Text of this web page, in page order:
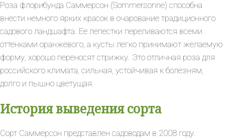
Роза флорибунда Саммерсон (Sommersonne) способна
внести немного ярких красок в очарование традиционного
садового ландшафта. Ее лепестки переливаются всеми
оттенками оранжевого, а кусты легко принимают желаемую
форму, хорошо переносят стрижку. Это отличная роза для
российского климата, сильная, устойчивая к болезням,
долго и пышно цветущая.
История выведения сорта
Сорт Саммерсон представлен садоводам в 2008 году.